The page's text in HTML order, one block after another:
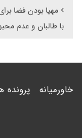
مهیا بودن فضا
با طالبان و عدم
خاورمیانه